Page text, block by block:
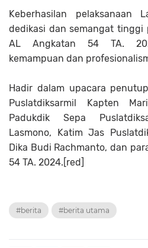
Keberhasilan pelaksanaan
dedikasi dan semangat tinggi
AL Angkatan 54 TA.
kemampuan dan
Hadir dalam upacara
Puslatdiksarmil Kapten
Padukdik Sepa
Lasmono, Katim Jas
Dika Budi Rachmanto, dan
54 TA. 2024.[red]
#berita #berita utama